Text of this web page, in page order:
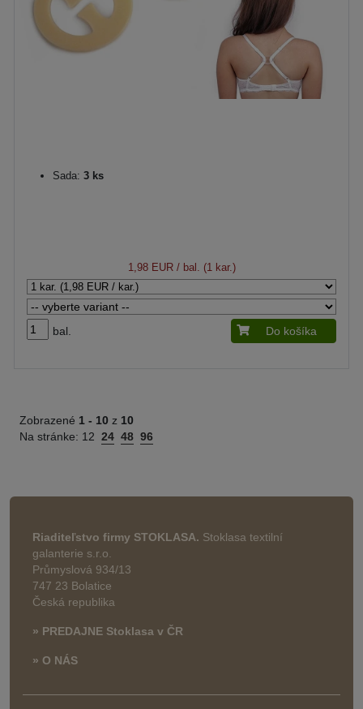
Sada: 3 ks
1,98 EUR/ bal. (1 kar.)
bal. Do košíka
Zobrazené 1 - 10 z 10
Na stránke: 12 24 48 96
Riaditeľstvo firmy STOKLASA. Stoklasa textilní
galanterie s.r.o.
Průmyslová 934/13
747 23 Bolatice
Česká republika
» PREDAJNE Stoklasa v ČR
» O NÁS